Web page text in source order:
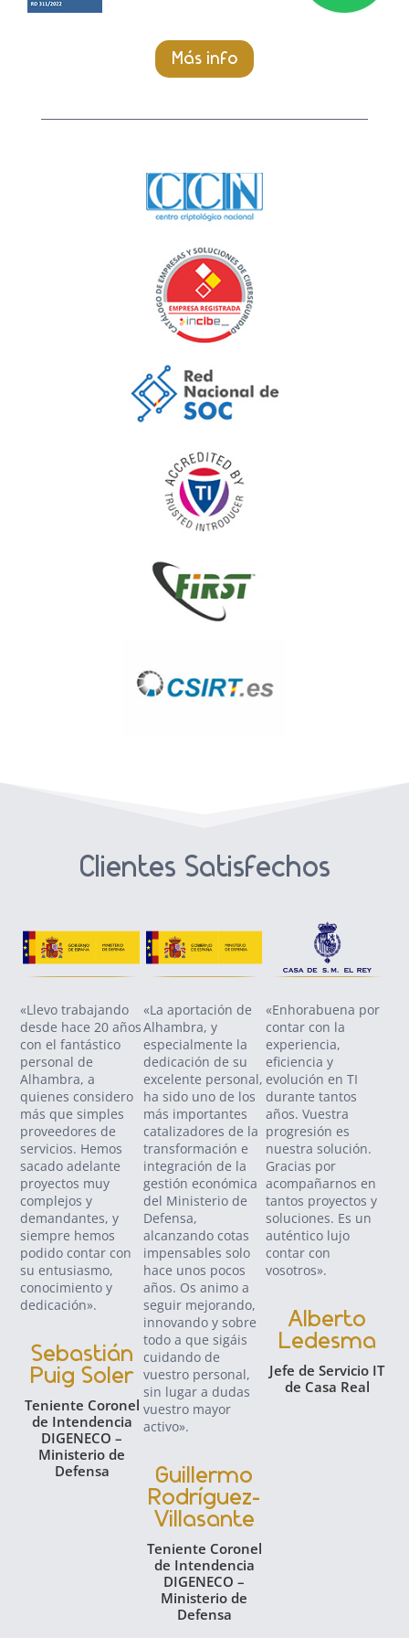
Más info
Clientes Satisfechos
«Llevo trabajando
desde hace 20 años
con el fantástico
personal de
Alhambra, a
quienes considero
más que simples
proveedores de
servicios. Hemos
sacado adelante
proyectos muy
complejos y
demandantes, y
siempre hemos
podido contar con
su entusiasmo,
conocimiento y
dedicación».
Sebastián
Puig Soler
Teniente Coronel
de Intendencia
DIGENECO –
Ministerio de
Defensa
«La aportación de
Alhambra, y
especialmente la
dedicación de su
excelente personal,
ha sido uno de los
más importantes
catalizadores de la
transformación e
integración de la
gestión económica
del Ministerio de
Defensa,
alcanzando cotas
impensables solo
hace unos pocos
años. Os animo a
seguir mejorando,
innovando y sobre
todo a que sigáis
cuidando de
vuestro personal,
sin lugar a dudas
vuestro mayor
activo».
Guillermo
Rodríguez-
Villasante
Teniente Coronel
de Intendencia
DIGENECO –
Ministerio de
Defensa
«Enhorabuena por
contar con la
experiencia,
eficiencia y
evolución en TI
durante tantos
años. Vuestra
progresión es
nuestra solución.
Gracias por
acompañarnos en
tantos proyectos y
soluciones. Es un
auténtico lujo
contar con
vosotros».
Alberto
Ledesma
Jefe de Servicio IT
de Casa Real